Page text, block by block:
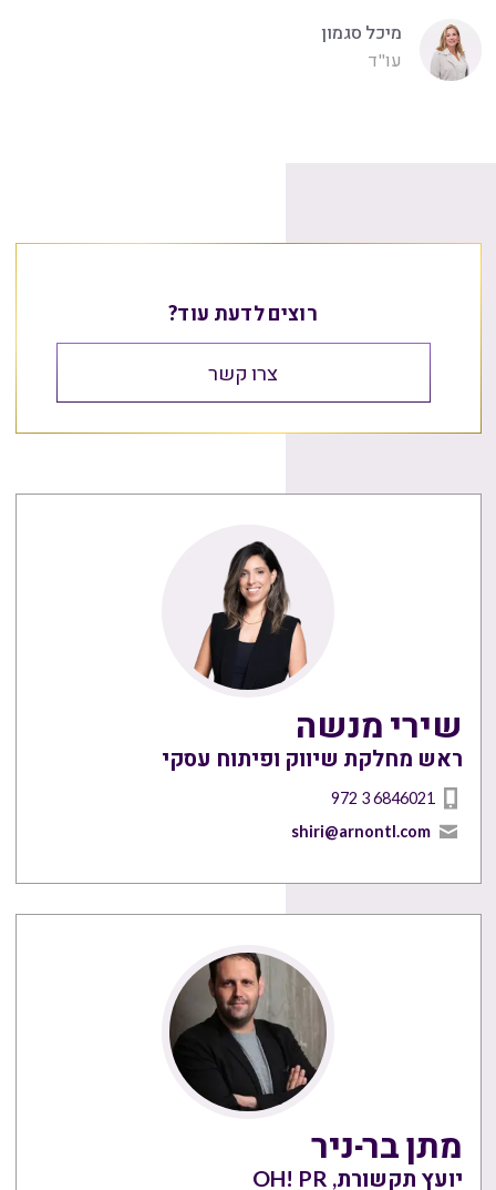
מיכל סגמון
עו"ד
רוצים לדעת עוד?
צרו קשר
שירי מנשה
ראש מחלקת שיווק ופיתוח עסקי
972 3 6846021
shiri@arnontl.com
מתן בר-ניר
יועץ תקשורת, OH! PR